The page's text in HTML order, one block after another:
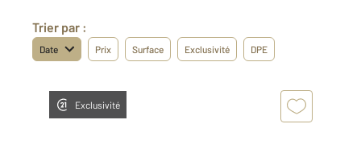
Trier par :
Date Prix Surface Exclusivité DPE
Exclusivité